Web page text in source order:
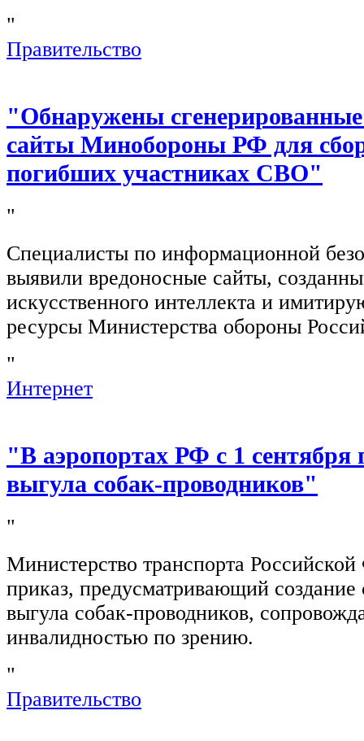
"
Правительство
"Обнаружены
сайты Минобороны РФ для
погибших участниках СВО"
"
Специалисты по информационной
выявили вредоносные сайты,
искусственного интеллекта и
ресурсы Министерства обороны
"
Интернет
"В аэропортах РФ с 1 сентября
выгула собак-проводников"
"
Министерство транспорта
приказ, предусматривающий создание
выгула собак-проводников,
инвалидностью по зрению.
"
Правительство